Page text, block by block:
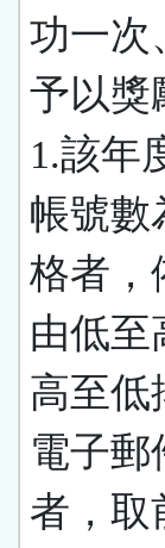
功一次
予以獎
1.該年
帳號數
格者，
由低至
高至低
電子郵
者，取